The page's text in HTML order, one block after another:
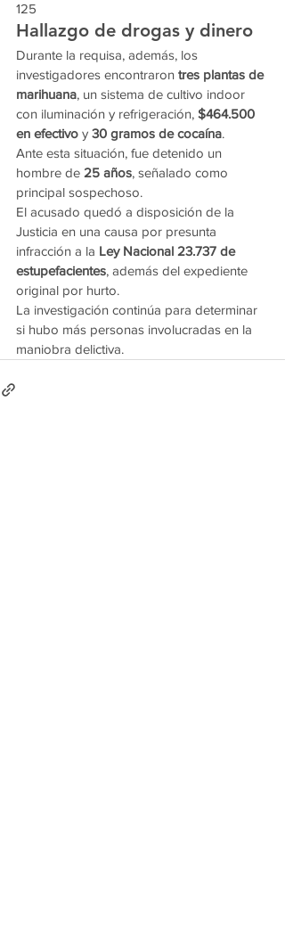
125
Hallazgo de drogas y dinero
Durante la requisa, además, los
investigadores encontraron tres plantas de
marihuana, un sistema de cultivo indoor
con iluminación y refrigeración, $464.500
en efectivo y 30 gramos de cocaína.
Ante esta situación, fue detenido un
hombre de 25 años, señalado como
principal sospechoso.
El acusado quedó a disposición de la
Justicia en una causa por presunta
infracción a la Ley Nacional 23.737 de
estupefacientes, además del expediente
original por hurto.
La investigación continúa para determinar
si hubo más personas involucradas en la
maniobra delictiva.